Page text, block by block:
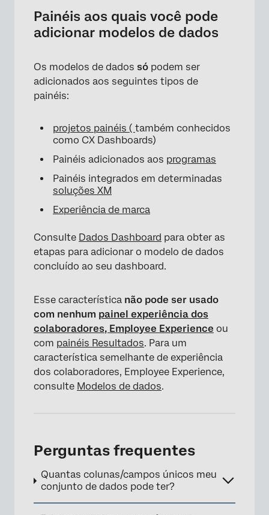
Painéis aos quais você pode
adicionar modelos de dados
Os modelos de dados só podem ser
adicionados aos seguintes tipos de
painéis:
projetos painéis ( também conhecidos
como CX Dashboards)
Painéis adicionados aos programas
Painéis integrados em determinadas
soluções XM
Experiência de marca
Consulte Dados Dashboard para obter as
etapas para adicionar o modelo de dados
concluído ao seu dashboard.
Esse característica não pode ser usado
com nenhum painel experiência dos
colaboradores, Employee Experience ou
com painéis Resultados. Para um
característica semelhante de experiência
dos colaboradores, Employee Experience,
consulte Modelos de dados.
Perguntas frequentes
Quantas colunas/campos únicos meu
conjunto de dados pode ter?